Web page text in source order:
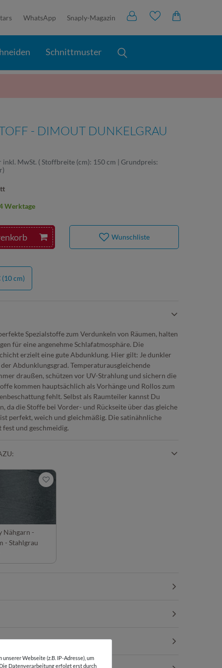
WhatsApp Snaply-Magazin
Schnittmuster
- DIMOUT DUNKELGRAU
inkl. MwSt. ( Stoffbreite (cm): 150 cm | Grundpreis:
)
Werktage
Wunschliste
(10 cm)
Spezialstoffe zum Verdunkeln von Räumen, halten
für eine angenehme Schlafatmosphäre. Die
erzielt eine gute Abdunklung. Hier gilt: Je dunkler
Abdunklungsgrad. Temperaturausgleichende
draußen, schützen vor UV-Strahlung und sichern die
kommen hauptsächlich als Vorhänge und Rollos zum
fehlt. Selbst als Raumteiler kannst Du
da die Stoffe bei Vorder- und Rückseite über das gleiche
perfekt, weich und gleichmäßig. Die satinähnliche
und geschmeidig.
Nähgarn -
- Stahlgrau
Webseite (z.B. IP-Adresse), um
Datenverarbeitung erfolgt erst durch